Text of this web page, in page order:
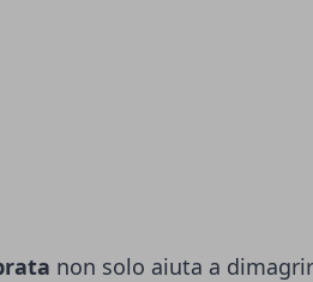
non solo aiuta a